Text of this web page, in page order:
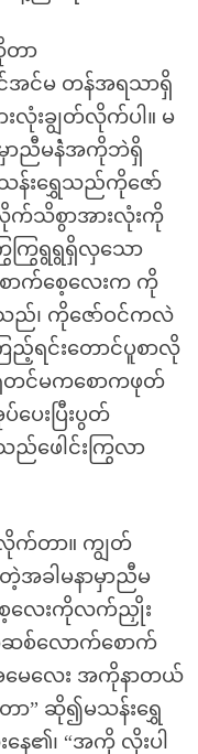
ာ
င်အင်မ တန်အရသာရှိ
းချွတ်လိုက်ပါ။ မ
ာညီမနဲံအကိုဘဲရှိ
န်းရွှေသည်ကိုဇော်
က်သိစွာအားလုံးကို
ကြွရွရွရှိလှသော
ောက်စေ့လေးက ကို
သည်၊ ကိုဇော်ဝင်ကလဲ
ရင်းတောင်ပူစာလို
ရုံတင်မကစောကဖုတ်
ေးပြီးပွတ်
ဖေါင်းကြွလာ
တာ။ ကျွတ်
အခါမနာမှာညီမ
ေ့လေးကိုလက်ညှိုး
လောက်စောက်
အမေလေး အကိုနာတယ်
” ဆို၍မသန်းရွှေ
၏၊ “အကို လိုးပါ